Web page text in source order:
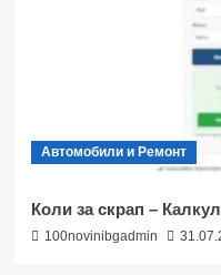
Автомобили и Ремонт
Коли за скрап –
100novinibgadmin